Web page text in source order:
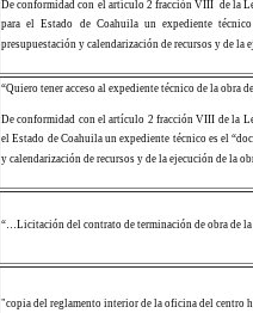
De conformidad con el artículo 2 fracción VIII de la
para el Estado de Coahuila un expediente
presupuestación y calendarización de recursos y de la
“Quiero tener acceso al expediente técnico de la obra
De conformidad con el artículo 2 fracción VIII de la
el Estado de Coahuila un expediente técnico es el
y calendarización de recursos y de la ejecución de la
“…Licitación del contrato de terminación de obra de
"copia del reglamento interior de la oficina del centro